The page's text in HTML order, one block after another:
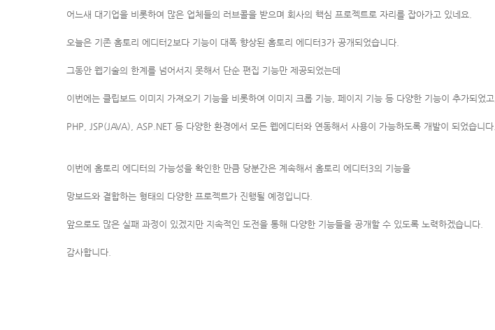
어느새 대기업을 비롯하여 많은 업체들의 러브콜을 받으며 회사의 핵심 프로젝트로 자리를 잡아가고 있네요.
오늘은 기존 홈토리 에디터2보다 기능이 대폭 향상된 홈토리 에디터3가 공개되었습니다.
그동안 웹기술의 한계를 넘어서지 못해서 단순 편집 기능만 제공되었는데
이번에는 클립보드 이미지 가져오기 기능을 비롯하여 이미지 크롭 기능, 페이지 기능 등 다양한 기능이 추가되었고,
PHP, JSP(JAVA), ASP.NET 등 다양한 환경에서 모든 웹에디터와 연동해서 사용이 가능하도록 개발이 되었습니다.
이번에 홈토리 에디터의 가능성을 확인한 만큼 당분간은 계속해서 홈토리 에디터3의 기능을
망보드와 결합하는 형태의 다양한 프로젝트가 진행될 예정입니다.
앞으로도 많은 실패 과정이 있겠지만 지속적인 도전을 통해 다양한 기능들을 공개할 수 있도록 노력하겠습니다.
감사합니다.